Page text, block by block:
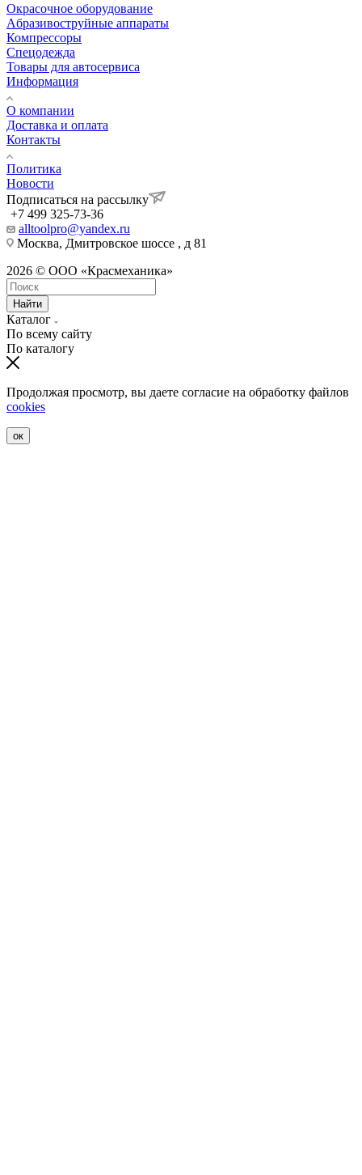
Окрасочное оборудование
Aбразивоструйные аппараты
Компрессоры
Спецодежда
Товары для автосервиса
Информация
О компании
Доставка и оплата
Контакты
Политика
Новости
Подписаться на рассылку
+7 499 325-73-36
alltoolpro@yandex.ru
Москва, Дмитровское шоссе , д 81
2026 © ООО «Красмеханика»
Найти
Каталог
По всему сайту
По каталогу
Продолжая просмотр, вы даете согласие на обработку файлов
cookies
ок